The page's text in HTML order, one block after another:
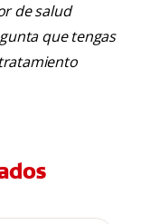
de salud
que tengas